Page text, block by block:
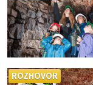
ROZHOVOR